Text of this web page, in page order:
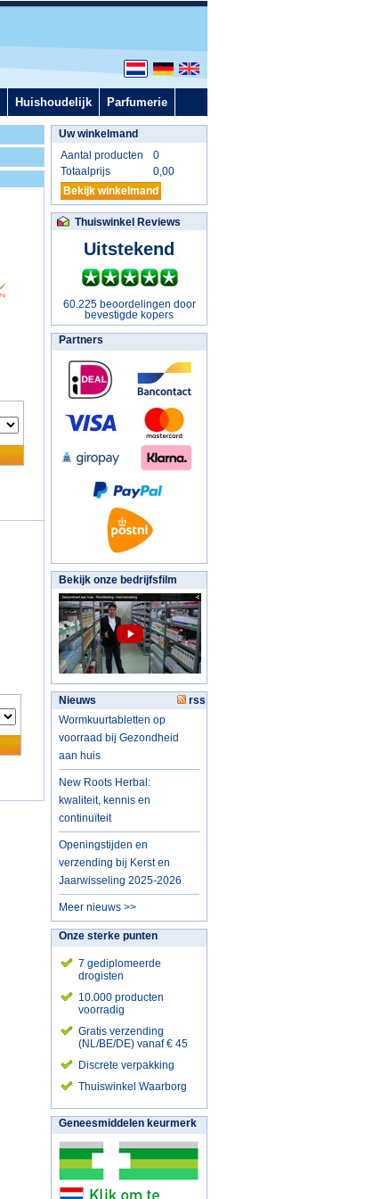
Huishoudelijk Parfumerie
Uw winkelmand
Aantal producten
0
Totaalprijs
0,00
Bekijk winkelmand
Thuiswinkel Reviews
Uitstekend
60.225 beoordelingen door
bevestigde kopers
Partners
Bekijk onze bedrijfsfilm
Nieuws
rss
Wormkuurtabletten op
voorraad bij Gezondheid
aan huis
New Roots Herbal:
kwaliteit, kennis en
continuïteit
Openingstijden en
verzending bij Kerst en
Jaarwisseling 2025-2026
Meer nieuws >>
Onze sterke punten
7 gediplomeerde
drogisten
10.000 producten
voorradig
Gratis verzending
(NL/BE/DE) vanaf € 45
Discrete verpakking
Thuiswinkel Waarborg
Geneesmiddelen keurmerk